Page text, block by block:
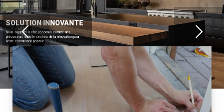
SOLUTION INNOVANTE
Nous aspirons à être reconnus comme des
précurseurs dans le secteur de la rénovation pour
notre contribution positive